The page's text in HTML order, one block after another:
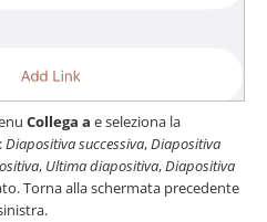
Collega a e seleziona la
Diapositiva successiva,Diapositiva
, Ultima diapositiva,Diapositiva
Torna alla schermata precedente